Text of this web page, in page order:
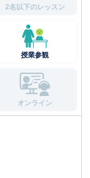
2名以下のレッスン
授業参観
オンライン